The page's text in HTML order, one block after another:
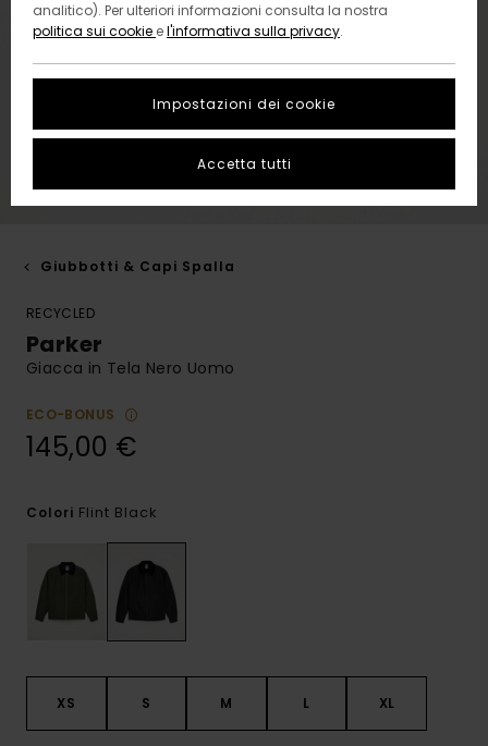
Giubbotti & Capi Spalla
RECYCLED
Parker
Giacca in Tela Nero Uomo
ECO-BONUS
145,00 €
Colori Flint Black
XS S M L XL
analitico). Per ulteriori informazioni consulta la nostra
politica sui cookie el'informativa sulla privacy.
Impostazioni dei cookie
Accetta tutti